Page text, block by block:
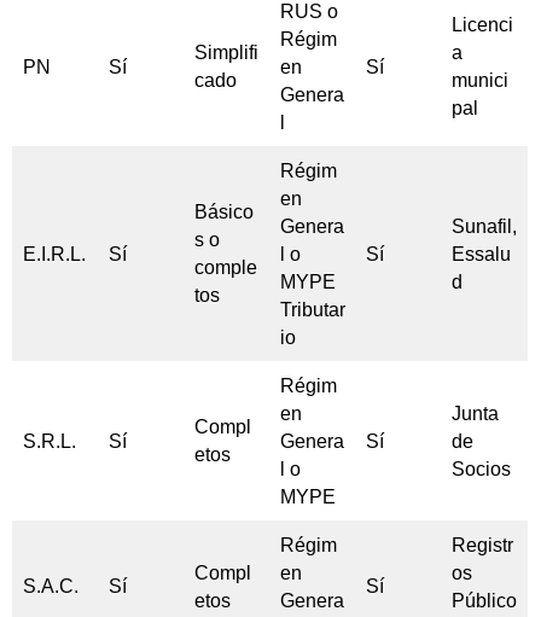
PN Sí
Simplifi
cado
RUS o
Régim
en
Genera
Sí
Licenci
a
munici
pal
E.I.R.L. Sí
Básico
s o
comple
tos
Régim
en
Genera
l o
MYPE
Tributar
io
Sí
Sunafil,
Essalu
d
S.R.L. Sí
Compl
etos
Régim
en
Genera
l o
MYPE
Sí
Junta
de
Socios
S.A.C. Sí
Compl
etos
Régim
en
Genera
Sí
Registr
os
Público